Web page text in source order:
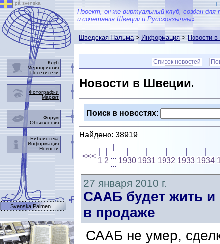
Проект, он же виртуальный клуб, создан для
и сочетания Швеции и Русскоязычных...
Шведская Пальма>Информация>Новости
Список новостей
Новости в Швеции.
Поиск в новостях:
Найдено: 38919
<<<
1 2
...
...
1930 1931 1932 1933 1934
27 января 2010 г.
СААБ будет жить и
в продаже
СААБ не умер,
på svenska
Клуб
Мероприятия
Посетители
Фотографии
Маркет
Форум
Объявления
Библиотека
Информация
Новости
Svenska Palmen